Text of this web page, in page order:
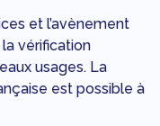
et l’avènement
vérification
usages. La
est possible à